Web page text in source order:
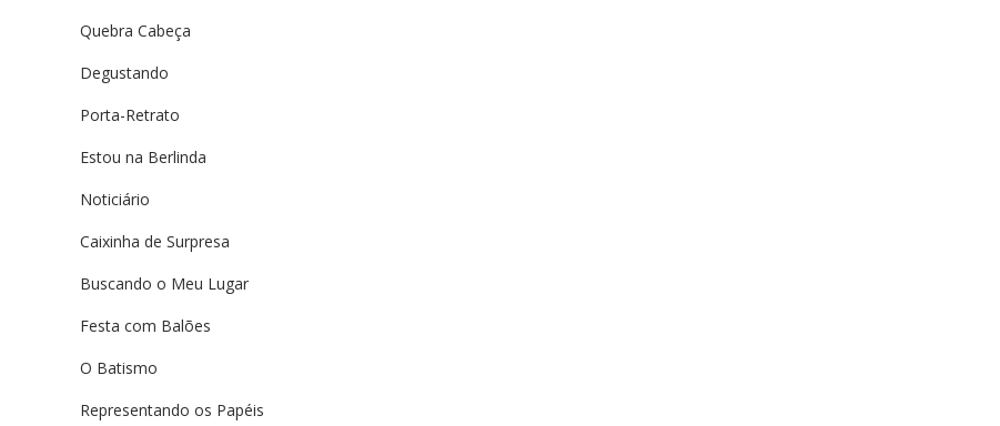
Quebra Cabeça
Degustando
Porta-Retrato
Estou na Berlinda
Noticiário
Caixinha de Surpresa
Buscando o Meu Lugar
Festa com Balões
O Batismo
Representando os Papéis